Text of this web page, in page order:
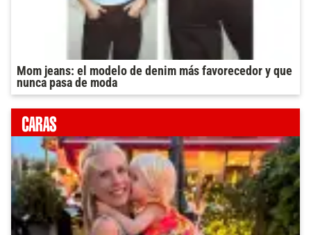
Mom jeans: el modelo de denim más favorecedor y que
nunca pasa de moda